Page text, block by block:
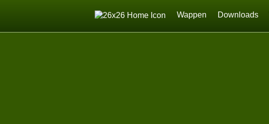
Home
Wappen Downloads